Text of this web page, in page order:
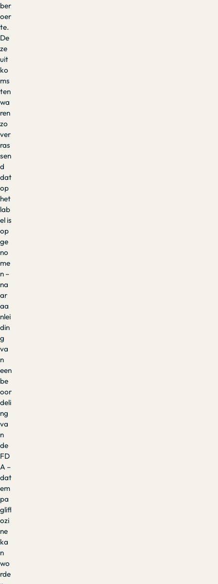
ber
oer
te.
De
ze
uit
ko
ms
ten
wa
ren
zo
ver
ras
sen
d
dat
op
het
lab
el is
op
ge
no
me
n –
na
ar
aa
nlei
din
g
va
n
een
be
oor
deli
ng
va
n
de
FD
A –
dat
em
pa
glifl
ozi
ne
ka
n
wo
rde